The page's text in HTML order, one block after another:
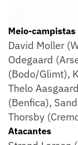
Meio-campistas
David Moller
Odegaard
(Bodo/Glimt),
Thelo
(Benfica),
Thorsby
Atacantes